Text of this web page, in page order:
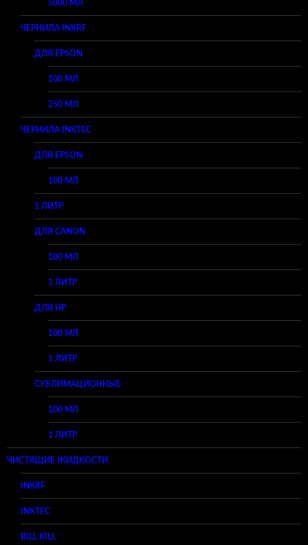
5000 МЛ
ЧЕРНИЛА INKRF
ДЛЯ EPSON
100 МЛ
250 МЛ
ЧЕРНИЛА INKTEC
ДЛЯ EPSON
100 МЛ
1 ЛИТР
ДЛЯ CANON
100 МЛ
1 ЛИТР
ДЛЯ HP
100 МЛ
1 ЛИТР
СУБЛИМАЦИОННЫЕ
100 МЛ
1 ЛИТР
ЧИСТЯЩИЕ ЖИДКОСТИ
INKRF
INKTEC
BILL KILL